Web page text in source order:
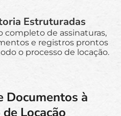
Estruturadas
de assinaturas,
e registros prontos
o processo de locação.
Documentos à
Locação